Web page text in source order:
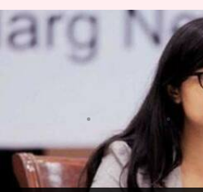
నా చిన్నతనంలో మా
వేధించాడు:
సంచలన
Mar 11, 2023
ఈ వార్తాకథనం ఏంటి